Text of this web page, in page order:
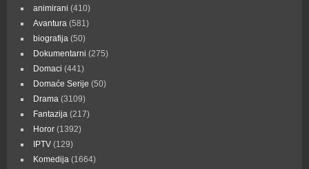
animirani (410)
Avantura (581)
biografija (50)
Dokumentarni (275)
Domaci (441)
Domaće Serije (50)
Drama (3109)
Fantazija (217)
Horor (1392)
IPTV (129)
Komedija (1664)